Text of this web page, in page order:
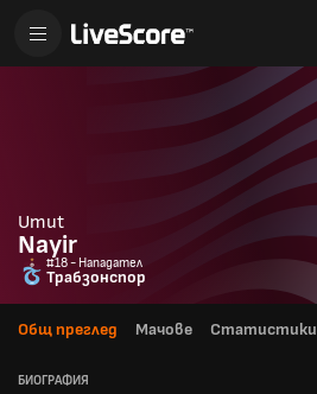
Umut
Nayir
#18 - Нападател
Трабзонспор
Общ преглед Мачове Статистики
БИОГРАФИЯ